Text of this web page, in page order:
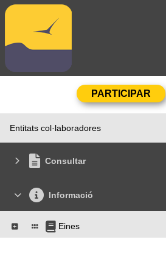
Entitats col·laboradores
Consultar
Informació
Eines